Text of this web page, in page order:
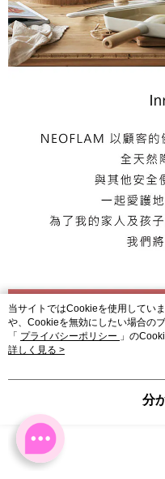
当サイトではCookieを使用してい
や、Cookieを無効にしたい場合の
「 プライバシーポリシー 」の
が、当サイトを引き続き使用され
詳しく見る >
分